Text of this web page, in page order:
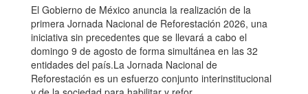
El Gobierno de México anuncia la realización de la
primera Jornada Nacional de Reforestación 2026, una
iniciativa sin precedentes que se llevará a cabo el
domingo 9 de agosto de forma simultánea en las 32
entidades del país.La Jornada Nacional de
Reforestación es un esfuerzo conjunto interinstitucional